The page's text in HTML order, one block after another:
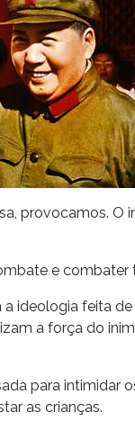
provocamos. O
e combater
ideologia feita
a força do
para intimidar
as crianças.